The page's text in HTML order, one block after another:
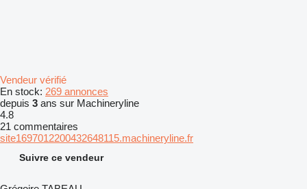
Vendeur vérifié
En stock: 269 annonces
depuis 3 ans sur Machineryline
4.8
21 commentaires
site1697012200432648115.machineryline.fr
Suivre ce vendeur